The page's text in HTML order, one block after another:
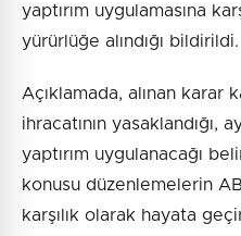
yaptırım uygulamasına
yürürlüğe alındığı bildirildi.
Açıklamada, alınan karar
ihracatının yasaklandığı,
yaptırım uygulanacağı
konusu düzenlemelerin
karşılık olarak hayata